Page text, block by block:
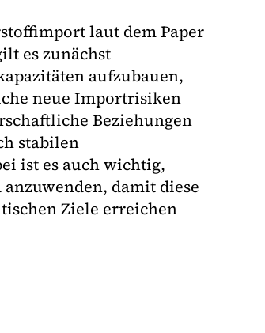
laut dem Paper
es zunächst
aufzubauen,
neue Importrisiken
Beziehungen
stabilen
ist es auch wichtig,
damit diese
Ziele erreichen